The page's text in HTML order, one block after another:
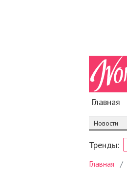
Главная
Новости
Тренды:
Главная